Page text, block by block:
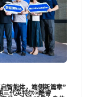
智能体，端侧新篇章”
三代英特尔®酷睿